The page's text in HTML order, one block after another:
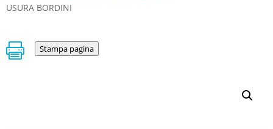
USURA BORDINI
 Stampa pagina